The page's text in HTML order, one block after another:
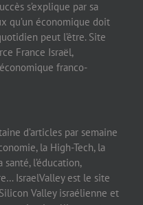
s’explique par sa
qu’un économique doit
peut l’être. Site
France Israël,
franco-
d’articles par semaine
la High-Tech, la
l’éducation,
IsraelValley est le site
Valley israélienne et